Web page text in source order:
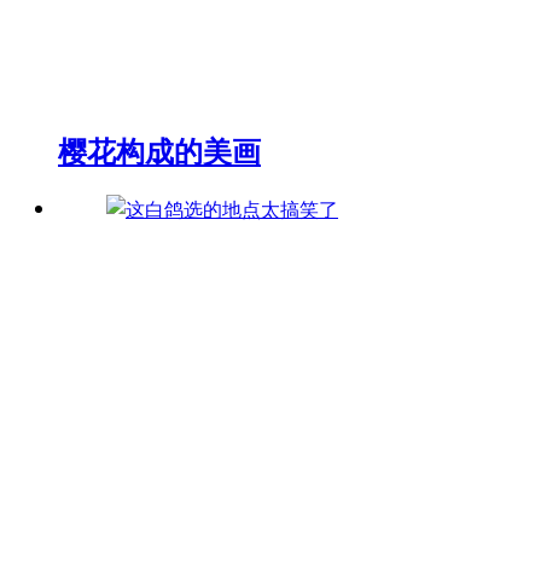
樱花构成的美画